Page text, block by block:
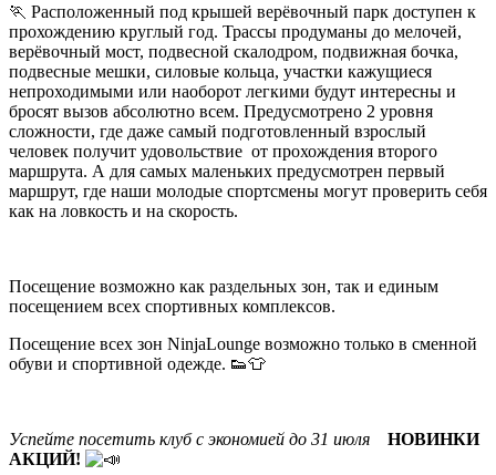
🏃 Расположенный под крышей верёвочный парк доступен к
прохождению круглый год. Трассы продуманы до мелочей,
верёвочный мост, подвесной скалодром, подвижная бочка,
подвесные мешки, силовые кольца, участки кажущиеся
непроходимыми или наоборот легкими будут интересны и
бросят вызов абсолютно всем. Предусмотрено 2 уровня
сложности, где даже самый подготовленный взрослый
человек получит удовольствие от прохождения второго
маршрута. А для самых маленьких предусмотрен первый
маршрут, где наши молодые спортсмены могут проверить себя
как на ловкость и на скорость.
Посещение возможно как раздельных зон, так и единым
посещением всех спортивных комплексов.
Посещение всех зон NinjaLounge возможно только в сменной
обуви и спортивной одежде. 👟👕
Успейте посетить клуб с экономией до 31 июля НОВИНКИ
АКЦИЙ!